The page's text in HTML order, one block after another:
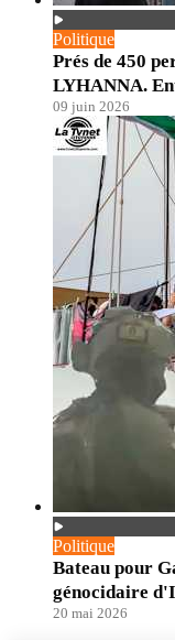
Politique
Prés de 450
LYHANNA.
09 juin 2026
Politique
Bateau pour
génocidaire
20 mai 2026